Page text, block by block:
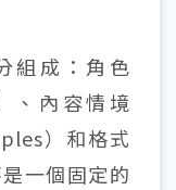
組成：角色
、內容情境
）和格式
一個固定的